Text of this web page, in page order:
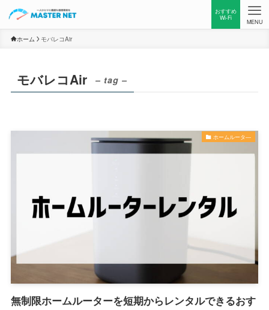
おすすめ
Wi-Fi
MENU
ホーム モバレコAir
モバレコAir – tag –
ホームルータ―
無制限ホームルーターを短期からレンタルできるおす